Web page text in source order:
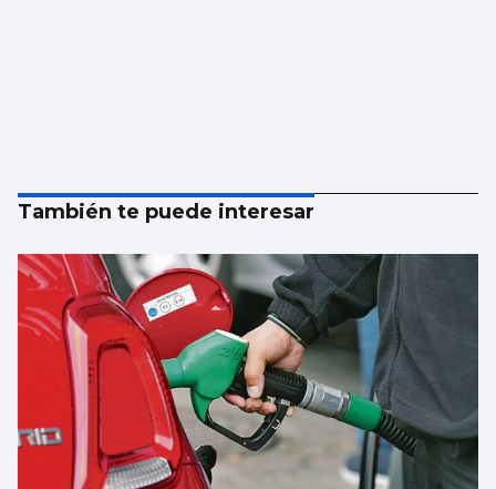
También te puede interesar